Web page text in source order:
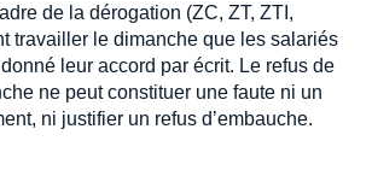
de la dérogation (ZC, ZT, ZTI,
travailler le dimanche que les salariés
leur accord par écrit. Le refus de
ne peut constituer une faute ni un
ni justifier un refus d’embauche.